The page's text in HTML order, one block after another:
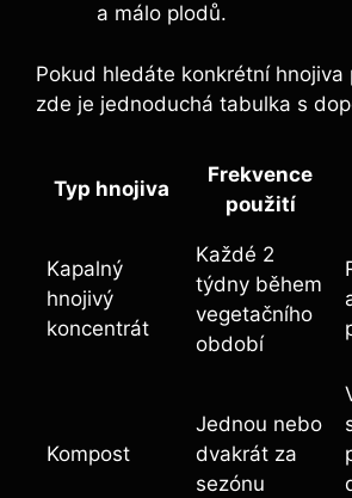
a málo plodů.
Pokud hledáte konkrétní hnojiva
zde​ je jednoduchá tabulka s
Typ hnojiva
Frekvence
použití
Kapalný‍
hnojivý
koncentrát
Každé 2
týdny⁢ během
vegetačního
období
Kompost
Jednou nebo
dvakrát za
sezónu